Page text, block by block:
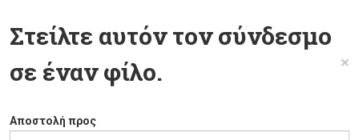
Στείλτε αυτόν τον σύνδεσμο
σε έναν φίλο.
×
Αποστολή προς